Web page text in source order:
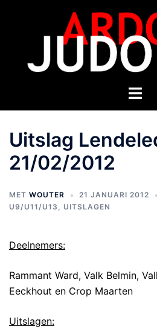
Uitslag
21/02/2012
MET WOUTER
21 JANUARI 2012
U9/U11/U13 , UITSLAGEN
Deelnemers:
Rammant Ward, Valk Belmin,
Eeckhout en Crop Maarten
Uitslagen: